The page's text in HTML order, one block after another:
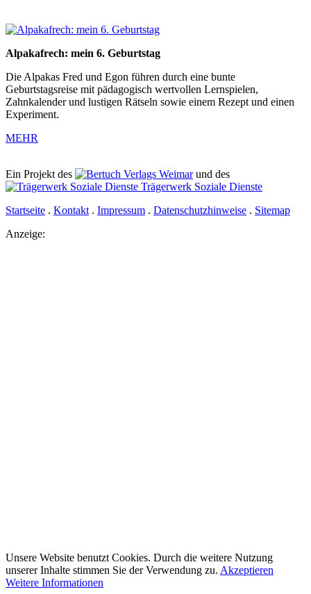
Alpakafrech: mein 6. Geburtstag
Die Alpakas Fred und Egon führen durch eine bunte
Geburtstagsreise mit pädagogisch wertvollen Lernspielen,
Zahnkalender und lustigen Rätseln sowie einem Rezept und einen
Experiment.
MEHR
Ein Projekt des Verlags Weimarund des
Trägerwerk Soziale Dienste
Startseite . Kontakt . Impressum . Datenschutzhinweise . Sitemap
Anzeige:
Unsere Website benutzt Cookies. Durch die weitere Nutzung
unserer Inhalte stimmen Sie der Verwendung zu. Akzeptieren
Weitere Informationen